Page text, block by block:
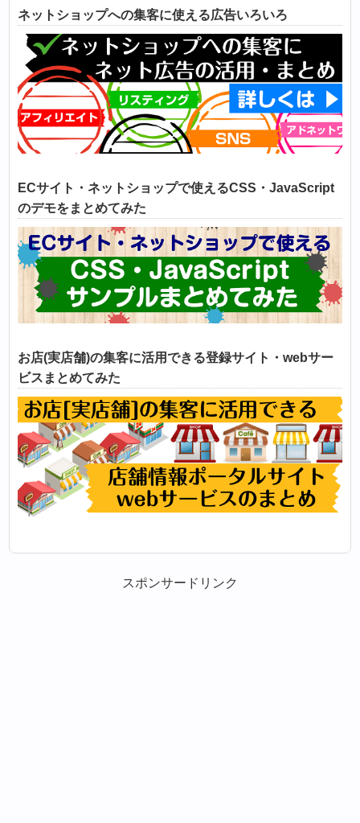
ネットショップへの集客に使える広告いろいろ
ECサイト・ネットショップで使えるCSS・JavaScript
のデモをまとめてみた
お店(実店舗)の集客に活用できる登録サイト・webサー
ビスまとめてみた
スポンサードリンク